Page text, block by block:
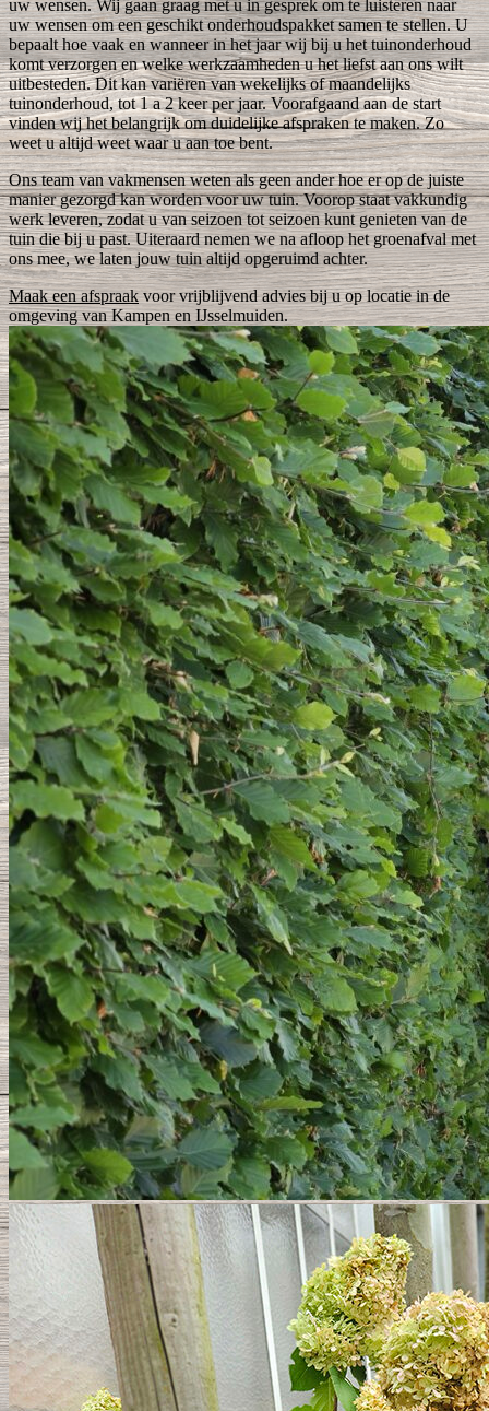
uw wensen. Wij gaan graag met u in gesprek om te luisteren naar
uw wensen om een geschikt onderhoudspakket samen te stellen. U
bepaalt hoe vaak en wanneer in het jaar wij bij u het tuinonderhoud
komt verzorgen en welke werkzaamheden u het liefst aan ons wilt
uitbesteden. Dit kan variëren van wekelijks of maandelijks
tuinonderhoud, tot 1 a 2 keer per jaar. Voorafgaand aan de start
vinden wij het belangrijk om duidelijke afspraken te maken. Zo
weet u altijd weet waar u aan toe bent.
Ons team van vakmensen weten als geen ander hoe er op de juiste
manier gezorgd kan worden voor uw tuin. Voorop staat vakkundig
werk leveren, zodat u van seizoen tot seizoen kunt genieten van de
tuin die bij u past. Uiteraard nemen we na afloop het groenafval met
ons mee, we laten jouw tuin altijd opgeruimd achter.
Maak een afspraakvoor vrijblijvend advies bij u op locatie in de
omgeving van Kampen en IJsselmuiden.